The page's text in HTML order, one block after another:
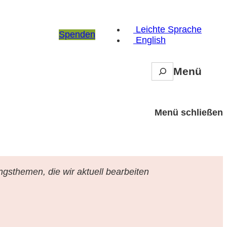
Spenden
Leichte Sprache
English
c
Menü
Menü schließen
die wir aktuell bearbeiten